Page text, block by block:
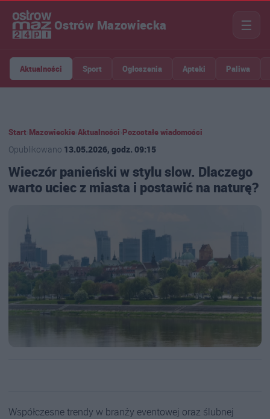
Ostrów Mazowiecka ☰
Aktualności Sport Ogłoszenia Apteki Paliwa
Start Mazowieckie Aktualności Pozostałe wiadomości
Opublikowano 13.05.2026, godz. 09:15
Wieczór panieński w stylu slow. Dlaczego
warto uciec z miasta i postawić na naturę?
Współczesne trendy w branży eventowej oraz ślubnej